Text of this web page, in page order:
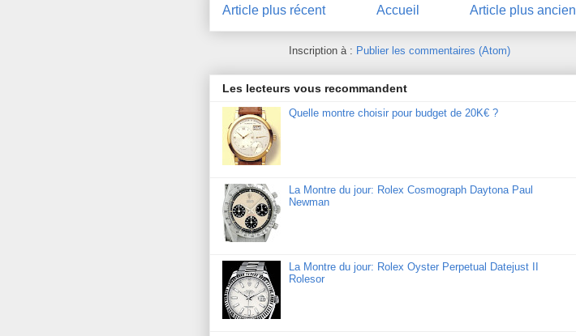
Article plus récent Article plus ancien
Accueil
Inscription à : Publier les commentaires (Atom)
Les lecteurs vous recommandent
Quelle montre choisir pour budget de 20K€ ?
La Montre du jour: Rolex Cosmograph Daytona Paul
Newman
La Montre du jour: Rolex Oyster Perpetual Datejust II
Rolesor